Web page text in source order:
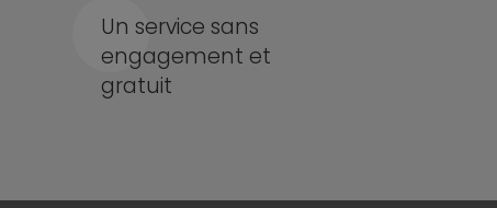
Un service sans
engagement et
gratuit